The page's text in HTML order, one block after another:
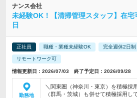
ナンス会社
未経験OK！【清掃管理スタッフ】在
日
正社員 職種・業種未経験OK 完全週休2日制
リモートワーク可
情報更新日：2026/07/03 終了予定日：2026/09/28
勤務地
＼関東圏（神奈川・東京）を積極採
（群馬・茨城）も併せて積極採用し